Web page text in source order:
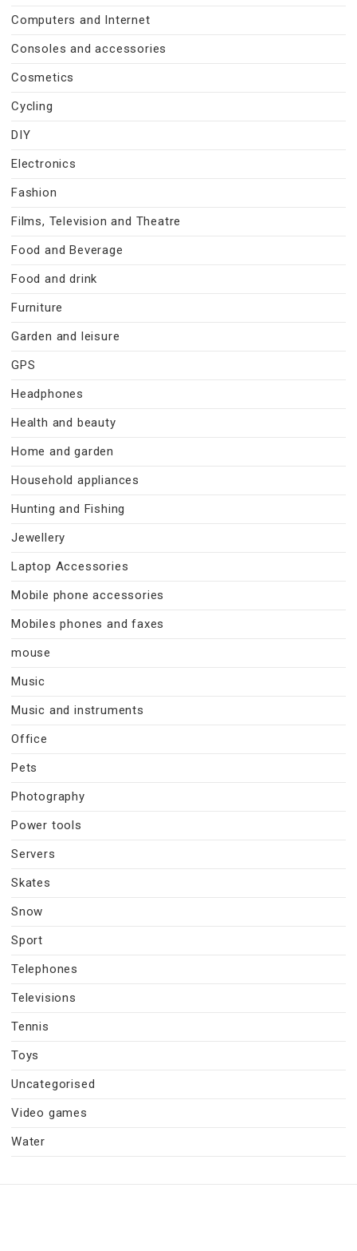
Computers and Internet
Consoles and accessories
Cosmetics
Cycling
DIY
Electronics
Fashion
Films, Television and Theatre
Food and Beverage
Food and drink
Furniture
Garden and leisure
GPS
Headphones
Health and beauty
Home and garden
Household appliances
Hunting and Fishing
Jewellery
Laptop Accessories
Mobile phone accessories
Mobiles phones and faxes
mouse
Music
Music and instruments
Office
Pets
Photography
Power tools
Servers
Skates
Snow
Sport
Telephones
Televisions
Tennis
Toys
Uncategorised
Video games
Water